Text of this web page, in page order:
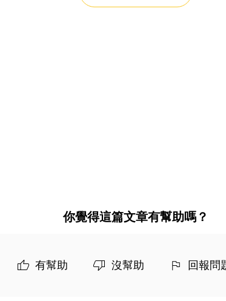
你覺得這篇文章有幫助嗎？
有幫助 沒幫助 回報問